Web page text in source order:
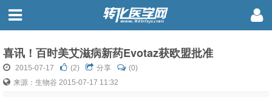
喜讯！百时美艾滋病新药Evotaz获欧盟批准
2015-07-17 (2) 分享
(0)
来源：生物谷 2015-07-17 11:32